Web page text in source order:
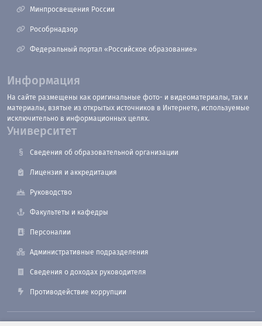
Минпросвещения России
Рособрнадзор
Федеральный портал «Российское образование»
Информация
На сайте размещены как оригинальные фото- и видеоматериалы, так и
материалы, взятые из открытых источников в Интернете, используемые
исключительно в информационных целях.
Университет
Сведения об образовательной организации
Лицензия и аккредитация
Руководство
Факультеты и кафедры
Персоналии
Административные подразделения
Сведения о доходах руководителя
Противодействие коррупции